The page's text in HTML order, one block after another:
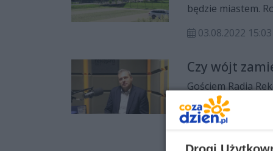
będzie miastem.
03.08.2022 15:03
Czy wójt
Gościem Radia
Rozmawiał Łukasz
19.07.2022 12:34